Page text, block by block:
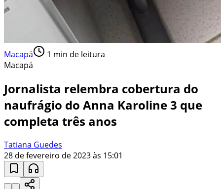
Macapá 1 min de leitura
Macapá
Jornalista relembra cobertura do
naufrágio do Anna Karoline 3 que
completa três anos
Tatiana Guedes
28 de fevereiro de 2023 às 15:01